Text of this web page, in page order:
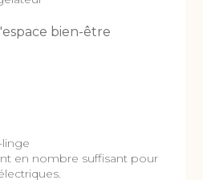
bien-être
en nombre suffisant pour